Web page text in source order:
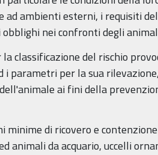
ad ambienti esterni, i requisiti
obblighi nei confronti degli
classificazione del rischio
i parametri per la sua
ai fini della
minime di ricovero e
animali da acquario, uccelli